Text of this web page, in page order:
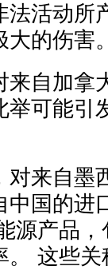
活动所
的伤害
来自加拿
可能引
对来自墨
国的进
源产品
这些